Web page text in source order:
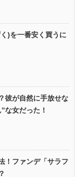
)を一番安く買うに
彼が自然に手放せな
な女だった！
！ファンデ「サラフ